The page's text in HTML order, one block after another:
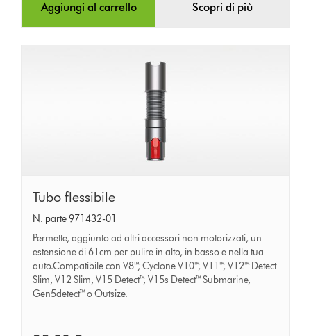
Aggiungi al carrello Scopri di più
Tubo
flessibile
Tubo flessibile
N. parte 971432-01
Permette, aggiunto ad altri accessori non motorizzati, un
estensione di 61cm per pulire in alto, in basso e nella tua
auto.Compatibile con V8™, Cyclone V10™, V11™, V12™ Detect
Slim, V12 Slim, V15 Detect™, V15s Detect™ Submarine,
Gen5detect™ o Outsize.